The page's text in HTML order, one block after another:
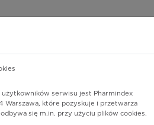
wiedzy o lekach
serwisu jest Pharmindex
Warszawa, które pozyskuje i przetwarza
się m.in. przy użyciu plików cookies.